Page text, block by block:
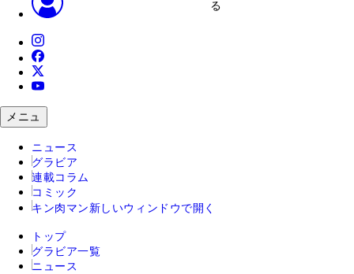
る
メニュ
ニュース
グラビア
連載コラム
コミック
キン肉マン 新しいウィンドウで開く
トップ
グラビア一覧
ニュース